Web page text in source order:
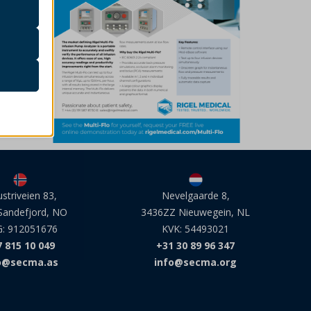
83,
NO
912051676
815 10 049
Nevelgaarde 8,
3436ZZ Nieuwegein, NL
KVK: 54493021
+31 30 89 96 347
info@secma.org
for